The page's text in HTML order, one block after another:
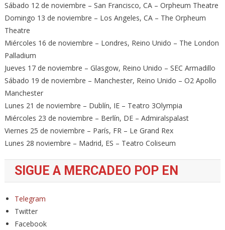
Sábado 12 de noviembre – San Francisco, CA – Orpheum Theatre
Domingo 13 de noviembre – Los Angeles, CA – The Orpheum
Theatre
Miércoles 16 de noviembre – Londres, Reino Unido – The London
Palladium
Jueves 17 de noviembre – Glasgow, Reino Unido – SEC Armadillo
Sábado 19 de noviembre – Manchester, Reino Unido – O2 Apollo
Manchester
Lunes 21 de noviembre – Dublín, IE – Teatro 3Olympia
Miércoles 23 de noviembre – Berlín, DE – Admiralspalast
Viernes 25 de noviembre – París, FR – Le Grand Rex
Lunes 28 noviembre – Madrid, ES – Teatro Coliseum
SIGUE A MERCADEO POP EN
Telegram
Twitter
Facebook